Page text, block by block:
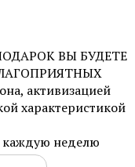
ВЫ БУДЕТЕ
активизацией
характеристикой
каждую неделю